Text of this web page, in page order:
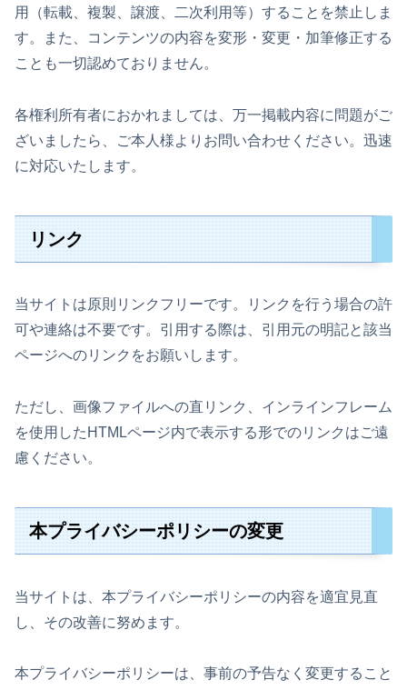
用（転載、複製、譲渡、二次利用等）することを禁止しま
す。また、コンテンツの内容を変形・変更・加筆修正する
ことも一切認めておりません。
各権利所有者におかれましては、万一掲載内容に問題がご
ざいましたら、ご本人様よりお問い合わせください。迅速
に対応いたします。
リンク
当サイトは原則リンクフリーです。リンクを行う場合の許
可や連絡は不要です。引用する際は、引用元の明記と該当
ページへのリンクをお願いします。
ただし、画像ファイルへの直リンク、インラインフレーム
を使用したHTMLページ内で表示する形でのリンクはご遠
慮ください。
本プライバシーポリシーの変更
当サイトは、本プライバシーポリシーの内容を適宜見直
し、その改善に努めます。
本プライバシーポリシーは、事前の予告なく変更すること